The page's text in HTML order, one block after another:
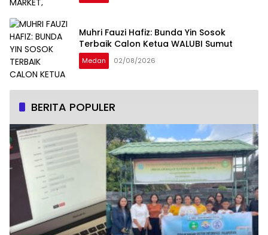
Muhri Fauzi Hafiz: Bunda Yin Sosok
Terbaik Calon Ketua WALUBI Sumut
Medan 02/08/2026
BERITA POPULER